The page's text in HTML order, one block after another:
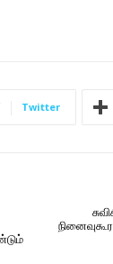
Twitter